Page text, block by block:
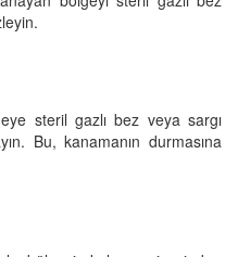
steril gazlı bez veya sargı
Bu, kanamanın durmasına